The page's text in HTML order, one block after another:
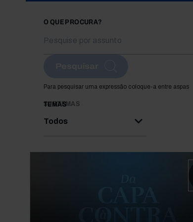
O QUE PROCURA?
Para pesquisar uma expressão coloque-a entre aspas
TEMAS
Todos
SUBTEMAS